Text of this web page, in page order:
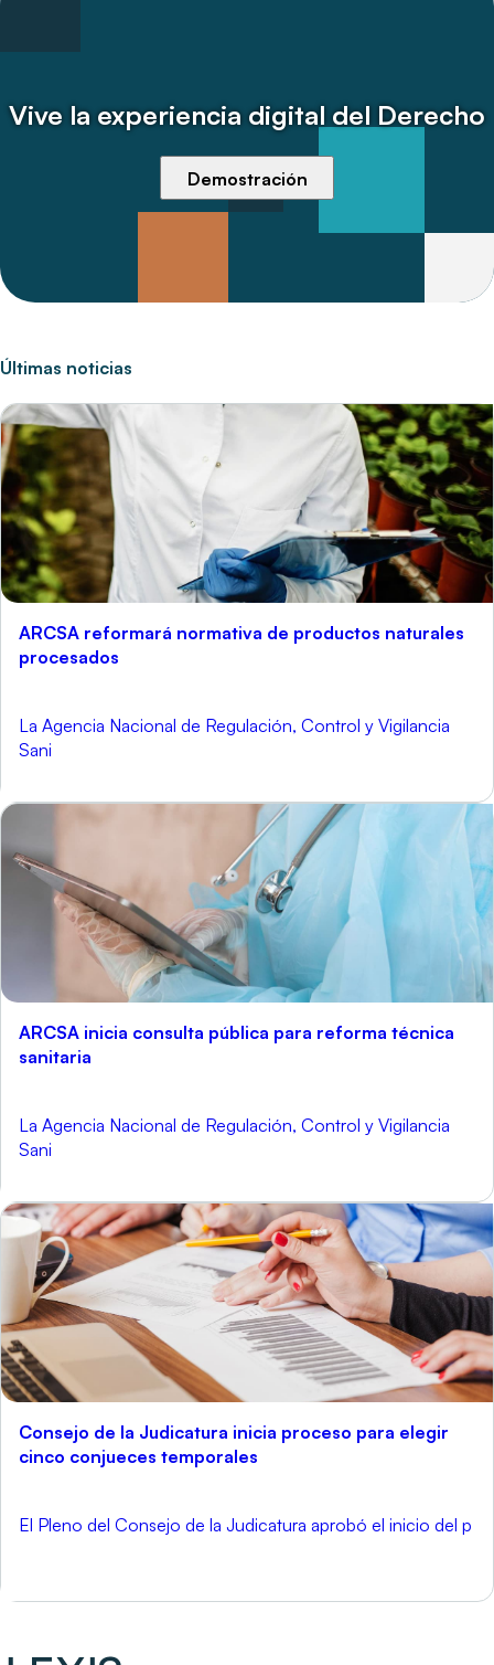
Vive la experiencia digital del Derecho
Demostración
Últimas noticias
ARCSA reformará normativa de productos naturales
procesados
La Agencia Nacional de Regulación, Control y Vigilancia
Sani
ARCSA inicia consulta pública para reforma técnica
sanitaria
La Agencia Nacional de Regulación, Control y Vigilancia
Sani
Consejo de la Judicatura inicia proceso para elegir
cinco conjueces temporales
El Pleno del Consejo de la Judicatura aprobó el inicio del p